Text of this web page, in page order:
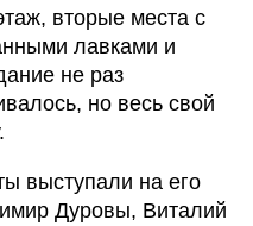
вторые места с
лавками и
не раз
но весь свой
выступали на его
Дуровы, Виталий